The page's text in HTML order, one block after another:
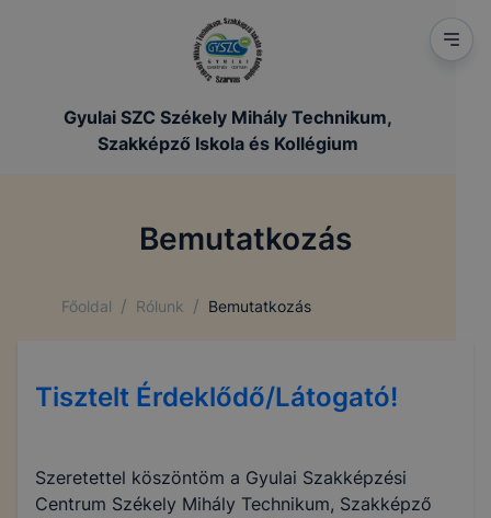
Gyulai SZC Székely Mihály Technikum,
Szakképző Iskola és Kollégium
Bemutatkozás
Főoldal / Rólunk / Bemutatkozás
Tisztelt Érdeklődő/Látogató!
Szeretettel köszöntöm a Gyulai Szakképzési
Centrum Székely Mihály Technikum, Szakképző